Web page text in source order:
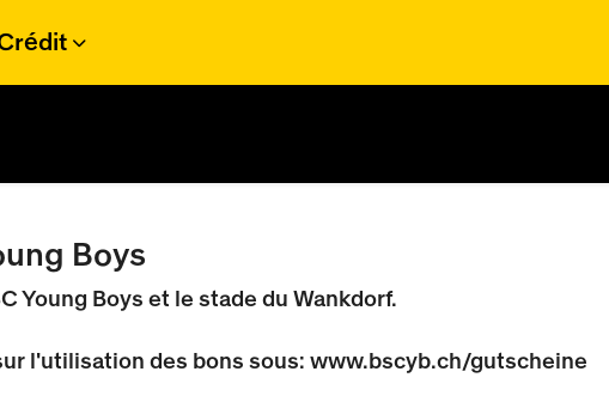
Boys
Young Boys et le stade du Wankdorf.
l'utilisation des bons sous: www.bscyb.ch/gutscheine